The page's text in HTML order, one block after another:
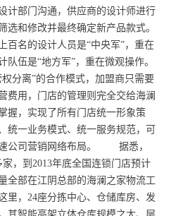
计部门沟通，供应商的设计师进行
选和修改并最终确定新产品款式。
百名的设计人员是“中央军”，重在
伍是“地方军”，重在微观操作。
分离”的合作模式，加盟商只需要
费用，门店的管理则完全交给海澜
握，实现了所有门店统一形象策
统一业务模式、统一服务规范，可
速公司营销网络布局。 据悉，
，到2013年底全国连锁门店预计
全部在江阴总部的海澜之家物流工
里，24座分拣中心、仓储库房、发